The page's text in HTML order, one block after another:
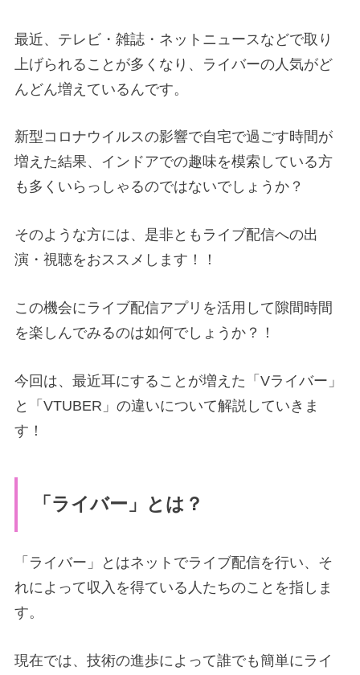
最近、テレビ・雑誌・ネットニュースなどで取り
上げられることが多くなり、ライバーの人気がど
んどん増えているんです。
新型コロナウイルスの影響で自宅で過ごす時間が
増えた結果、インドアでの趣味を模索している方
も多くいらっしゃるのではないでしょうか？
そのような方には、是非ともライブ配信への出
演・視聴をおススメします！！
この機会にライブ配信アプリを活用して隙間時間
を楽しんでみるのは如何でしょうか？！
今回は、最近耳にすることが増えた「Vライバー」
と「VTUBER」の違いについて解説していきま
す！
「ライバー」とは？
「ライバー」とはネットでライブ配信を行い、そ
れによって収入を得ている人たちのことを指しま
す。
現在では、技術の進歩によって誰でも簡単にライ